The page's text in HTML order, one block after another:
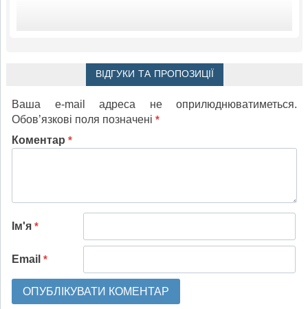
ВІДГУКИ ТА ПРОПОЗИЦІЇ
Ваша e-mail адреса не оприлюднюватиметься.
Обов’язкові поля позначені *
Коментар *
Ім'я *
Email *